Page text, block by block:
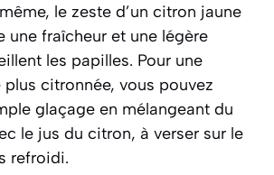
le zeste d’un citron jaune
une fraîcheur et une légère
les papilles. Pour une
citronnée, vous pouvez
glaçage en mélangeant du
le jus du citron, à verser sur le
refroidi.